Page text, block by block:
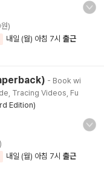
)
내일 (월) 아침 7시 출근
- Book wi
Tracing Videos, Fu
Edition)
내일 (월) 아침 7시 출근